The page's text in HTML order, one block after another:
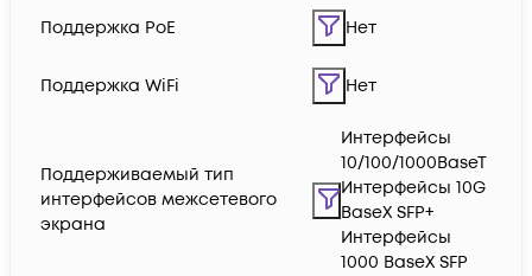
Поддержка PoE Нет
Поддержка WiFi Нет
Поддерживаемый тип
интерфейсов межсетевого
экрана
Интерфейсы
10/100/1000BaseT
Интерфейсы 10G
BaseX SFP+
Интерфейсы
1000 BaseX SFP